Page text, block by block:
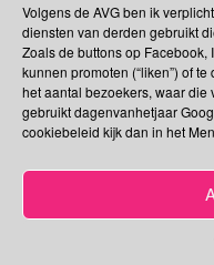
Volgens de AVG ben ik
diensten van derden gebruikt
Zoals de buttons op Facebook,
kunnen promoten (“liken”) of
het aantal bezoekers, waar
gebruikt dagenvanhetjaar
cookiebeleid kijk dan in het
Social Media
Je kunt me volgen